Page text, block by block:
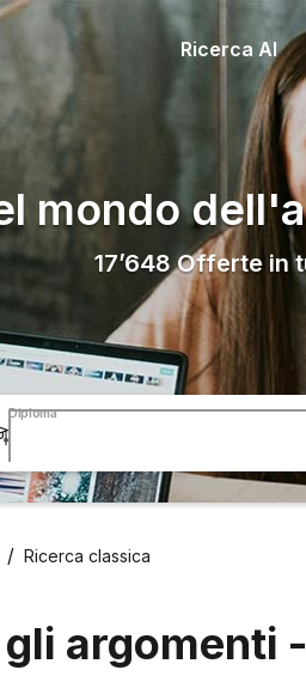
Ricerca AI
mondo
17’648 Offerte in
Diploma
Ricerca classica
argomenti -